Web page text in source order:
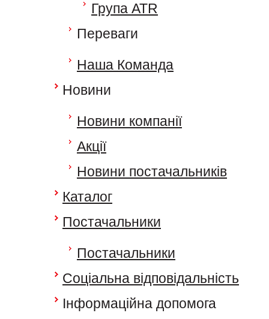
Група ATR
Переваги
Наша Команда
Новини
Новини компанії
Акції
Новини постачальників
Каталог
Постачальники
Постачальники
Соціальна відповідальність
Інформаційна допомога